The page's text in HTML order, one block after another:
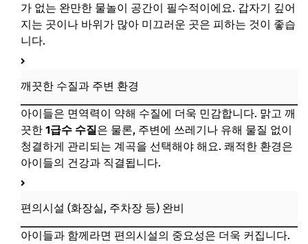
📌 지금 뜨는 꿀정보! 놓치지 마세요
추가할인 코드 WRVE6
아이들을 위한 안전 장비
햇볕 차단을 위한 용품
간식, 도시락 및 음료
여벌옷과 수건
📌 지금 뜨는 꿀정보! 놓치지 마세요
추가할인 코드 WRVE6
가 없는 완만한 물놀이 공간이 필수적이에요. 갑자기 깊어
지는 곳이나 바위가 많아 미끄러운 곳은 피하는 것이 좋습
니다.
깨끗한 수질과 주변 환경
아이들은 면역력이 약해 수질에 더욱 민감합니다. 맑고 깨
끗한 1급수 수질은 물론, 주변에 쓰레기나 유해 물질 없이
청결하게 관리되는 계곡을 선택해야 해요. 쾌적한 환경은
아이들의 건강과 직결됩니다.
편의시설 (화장실, 주차장 등) 완비
아이들과 함께라면 편의시설의 중요성은 더욱 커집니다.